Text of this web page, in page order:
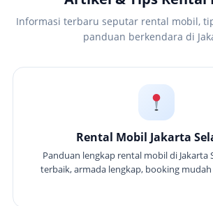
Informasi terbaru seputar rental mobil,
panduan berkendara di
Rental Mobil Jakarta
Panduan lengkap rental mobil di Jakarta
terbaik, armada lengkap, booking